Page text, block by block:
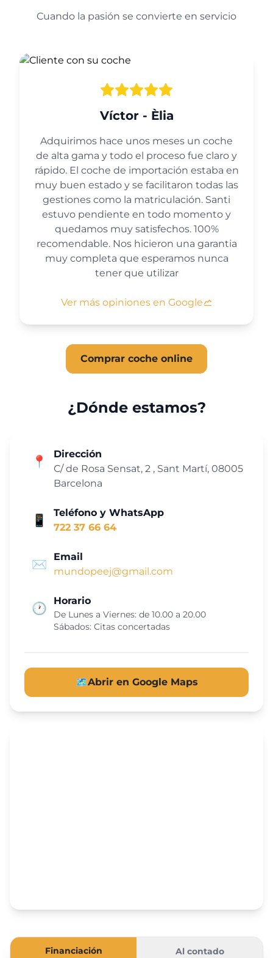
Cuando la pasión se convierte en servicio
Víctor - Èlia
Adquirimos hace unos meses un coche
de alta gama y todo el proceso fue claro y
rápido. El coche de importación estaba en
muy buen estado y se facilitaron todas las
gestiones como la matriculación. Santi
estuvo pendiente en todo momento y
quedamos muy satisfechos. 100%
recomendable. Nos hicieron una garantia
muy completa que esperamos nunca
tener que utilizar
Ver más opiniones en Google
Comprar coche online
¿Dónde estamos?
📍
Dirección
C/ de Rosa Sensat, 2 , Sant Martí, 08005
Barcelona
📱
Teléfono y WhatsApp
722 37 66 64
✉️
Email
mundopeej@gmail.com
🕐
Horario
De Lunes a Viernes: de 10.00 a 20.00
Sábados: Citas concertadas
🗺️Abrir en Google Maps
Financiación Al contado